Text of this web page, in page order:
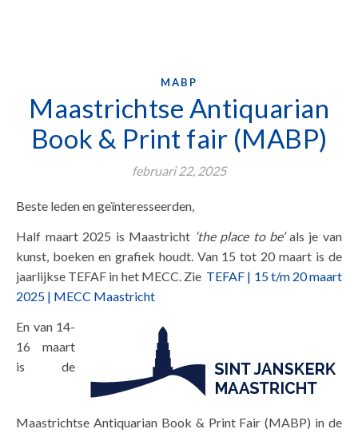
MABP
Maastrichtse Antiquarian
Book & Print fair (MABP)
februari 22, 2025
Beste leden en geïnteresseerden,
Half maart 2025 is Maastricht ‘the place to be’als je van
kunst, boeken en grafiek houdt. Van 15 tot 20 maart is de
jaarlijkse TEFAF in het MECC. Zie TEFAF | 15 t/m 20 maart
2025 | MECC Maastricht
En van 14-
16 maart
is de
Maastrichtse Antiquarian Book & Print Fair (MABP) in de